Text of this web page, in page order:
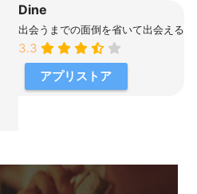
Dine
出会うまでの面倒を省いて出会える
3.3
アプリストア